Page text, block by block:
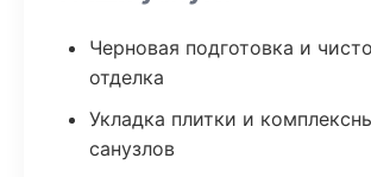
Черновая подготовка и
отделка
Укладка плитки и
санузлов